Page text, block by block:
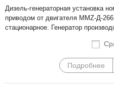
Дизель-генераторная установка
приводом от двигателя MMZ-Д-
стационарное. Генератор
Подробнее